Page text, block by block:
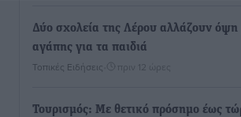
Δύο σχολεία της Λέρου αλλάζουν όψη
αγάπης για τα παιδιά
Τοπικές Ειδήσεις πριν 12 ώρες
Τουρισμός: Με θετικό πρόσημο έως